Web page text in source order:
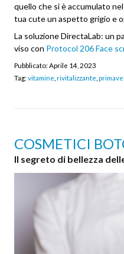
quello che si è accumulato
tua cute un aspetto grigio e
La soluzione DirectaLab: un
viso con Protocol 206 Face
Pubblicato:Aprile 14, 2023
Tag:vitamine rivitalizzante
COSMETICI
Il segreto di bellezza